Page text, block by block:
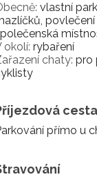
vlastní
povlečení
okolí: rybaření
chaty: pro
přímo u